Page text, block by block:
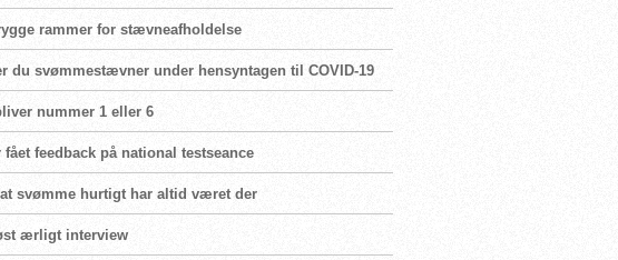
rammer for stævneafholdelse
du svømmestævner under hensyntagen til COVID-19
nummer 1 eller 6
feedback på national testseance
at svømme hurtigt har altid været der
ærligt interview